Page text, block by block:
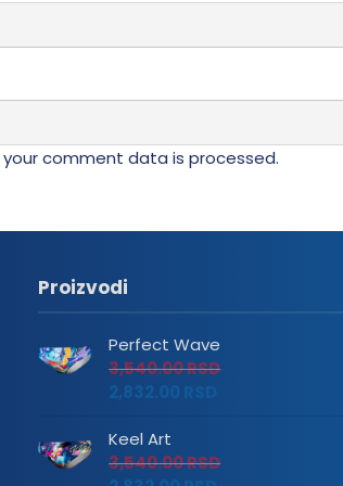
izabrane
your comment data is processed.
Proizvodi
Perfect Wave
3,540.00RSD
2,832.00
Keel Art
3,540.00RSD